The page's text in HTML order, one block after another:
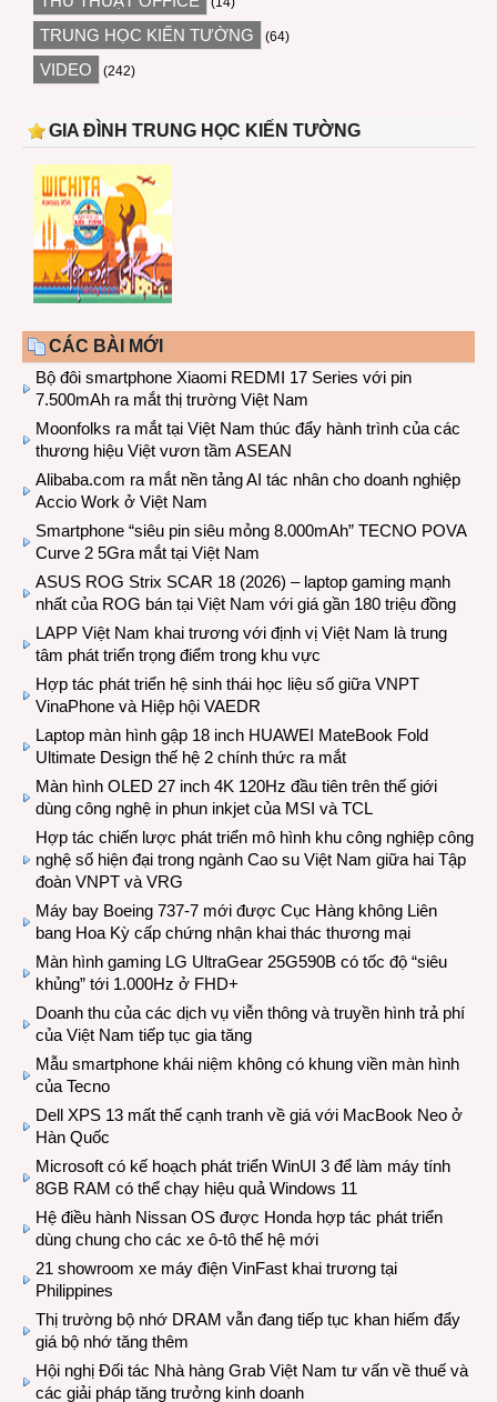
TRUNG HỌC KIẾN TƯỜNG (64)
VIDEO (242)
GIA ĐÌNH TRUNG HỌC KIẾN TƯỜNG
CÁC BÀI MỚI
Bộ đôi smartphone Xiaomi REDMI 17 Series với pin
7.500mAh ra mắt thị trường Việt Nam
Moonfolks ra mắt tại Việt Nam thúc đẩy hành trình của các
thương hiệu Việt vươn tầm ASEAN
Alibaba.com ra mắt nền tảng AI tác nhân cho doanh nghiệp
Accio Work ở Việt Nam
Smartphone “siêu pin siêu mỏng 8.000mAh” TECNO POVA
Curve 2 5Gra mắt tại Việt Nam
ASUS ROG Strix SCAR 18 (2026) – laptop gaming mạnh
nhất của ROG bán tại Việt Nam với giá gần 180 triệu đồng
LAPP Việt Nam khai trương với định vị Việt Nam là trung
tâm phát triển trọng điểm trong khu vực
Hợp tác phát triển hệ sinh thái học liệu số giữa VNPT
VinaPhone và Hiệp hội VAEDR
Laptop màn hình gập 18 inch HUAWEI MateBook Fold
Ultimate Design thế hệ 2 chính thức ra mắt
Màn hình OLED 27 inch 4K 120Hz đầu tiên trên thế giới
dùng công nghệ in phun inkjet của MSI và TCL
Hợp tác chiến lược phát triển mô hình khu công nghiệp công
nghệ số hiện đại trong ngành Cao su Việt Nam giữa hai Tập
đoàn VNPT và VRG
Máy bay Boeing 737-7 mới được Cục Hàng không Liên
bang Hoa Kỳ cấp chứng nhận khai thác thương mại
Màn hình gaming LG UltraGear 25G590B có tốc độ “siêu
khủng” tới 1.000Hz ở FHD+
Doanh thu của các dịch vụ viễn thông và truyền hình trả phí
của Việt Nam tiếp tục gia tăng
Mẫu smartphone khái niệm không có khung viền màn hình
của Tecno
Dell XPS 13 mất thế cạnh tranh về giá với MacBook Neo ở
Hàn Quốc
Microsoft có kế hoạch phát triển WinUI 3 để làm máy tính
8GB RAM có thể chạy hiệu quả Windows 11
Hệ điều hành Nissan OS được Honda hợp tác phát triển
dùng chung cho các xe ô-tô thế hệ mới
21 showroom xe máy điện VinFast khai trương tại
Philippines
Thị trường bộ nhớ DRAM vẫn đang tiếp tục khan hiếm đẩy
giá bộ nhớ tăng thêm
Hội nghị Đối tác Nhà hàng Grab Việt Nam tư vấn về thuế và
các giải pháp tăng trưởng kinh doanh